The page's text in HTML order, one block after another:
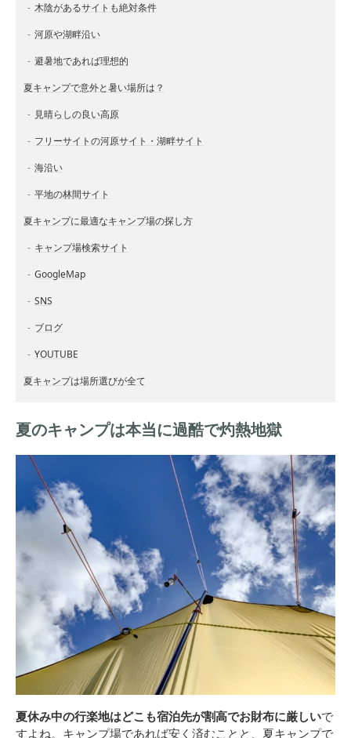
木陰があるサイトも絶対条件
河原や湖畔沿い
避暑地であれば理想的
夏キャンプで意外と暑い場所は？
見晴らしの良い高原
フリーサイトの河原サイト・湖畔サイト
海沿い
平地の林間サイト
夏キャンプに最適なキャンプ場の探し方
キャンプ場検索サイト
GoogleMap
SNS
ブログ
YOUTUBE
夏キャンプは場所選びが全て
夏のキャンプは本当に過酷で灼熱地獄
夏休み中の行楽地はどこも宿泊先が割高でお財布に厳しいで
すよね。キャンプ場であれば安く済むことと、夏キャンプで